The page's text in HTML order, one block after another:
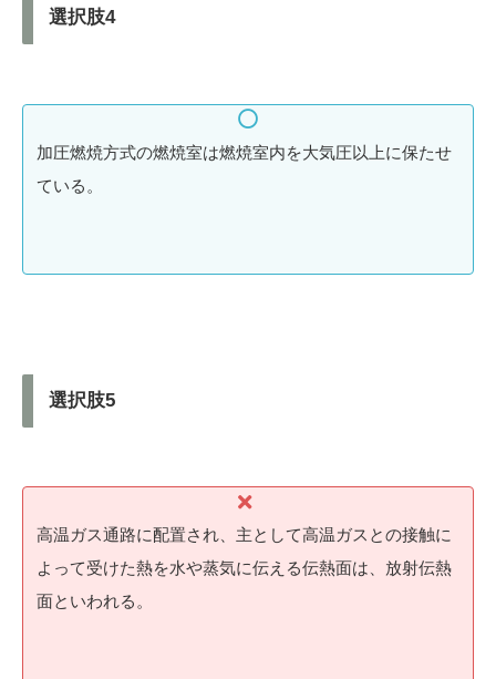
選択肢4
加圧燃焼方式の燃焼室は燃焼室内を大気圧以上に保たせ
ている。
選択肢5
高温ガス通路に配置され、主として高温ガスとの接触に
よって受けた熱を水や蒸気に伝える伝熱面は、放射伝熱
面といわれる。